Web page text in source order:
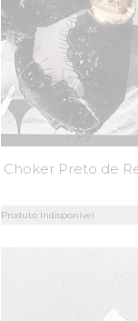
Produto Indisponível